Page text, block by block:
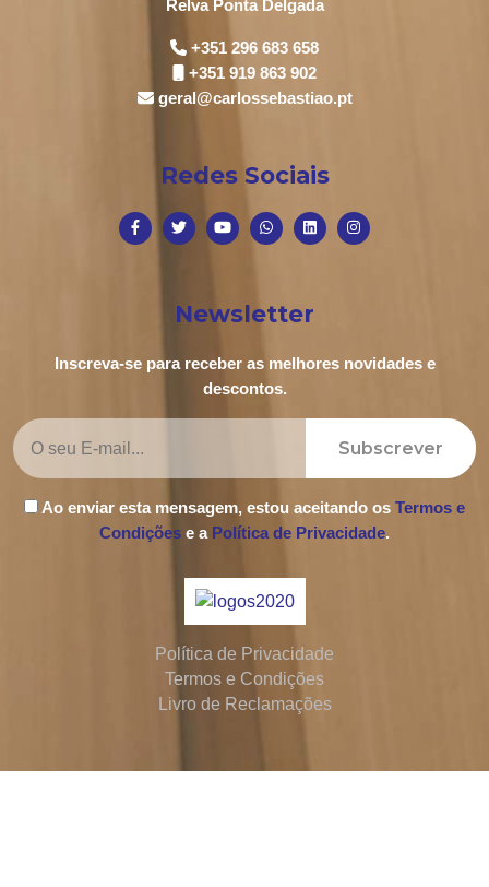
Relva Ponta Delgada
+351 296 683 658
+351 919 863 902
geral@carlossebastiao.pt
Redes Sociais
Newsletter
Inscreva-se para receber as melhores novidades e
descontos.
Subscrever
Ao enviar esta mensagem, estou aceitando os Termos e
Condições e a Política de Privacidade.
Política de Privacidade
Termos e Condições
Livro de Reclamações